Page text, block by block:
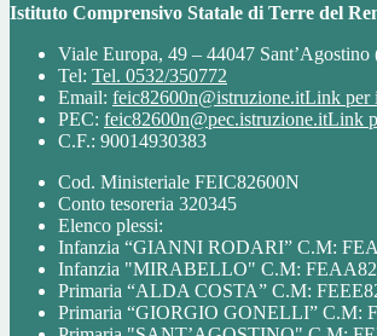
Istituto Comprensivo Statale di Terre del
Viale Europa, 49 – 44047 Sant’Agostino
Tel: Tel. 0532/350772
Email: feic82600n@istruzione.itLink per
PEC: feic82600n@pec.istruzione.itLink
C.F.: 90014930383
Cod. Ministeriale FEIC82600N
Conto tesoreria 320345
Elenco plessi:
Infanzia “GIANNI RODARI” C.M:
Infanzia "MIRABELLO" C.M:
Primaria “ALDA COSTA” C.M:
Primaria “GIORGIO GONELLI” C.M: